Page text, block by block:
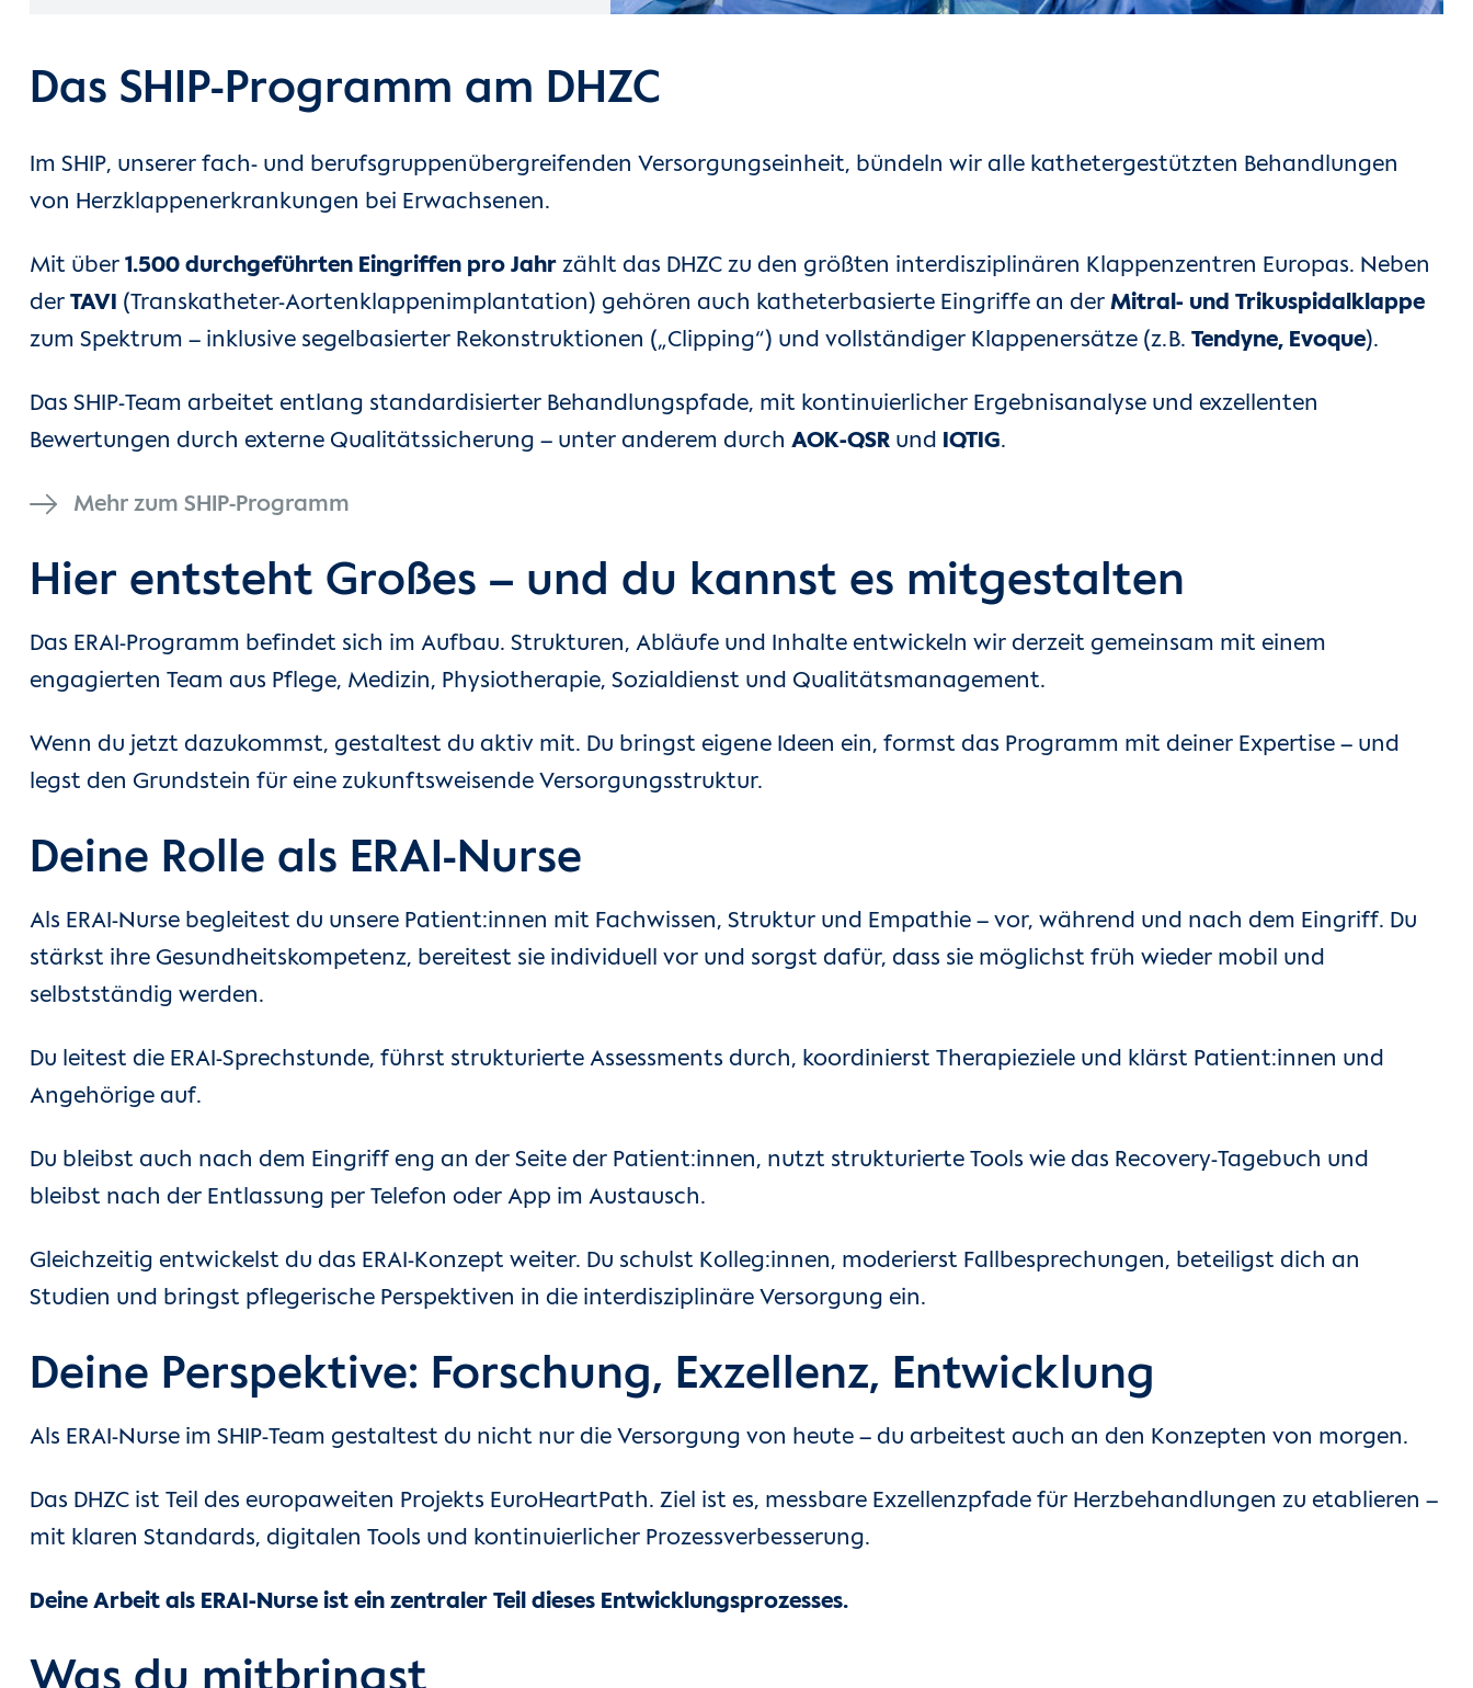
Das SHIP-Programm am DHZC
Im SHIP, unserer fach- und berufsgruppenübergreifenden Versorgungseinheit, bündeln wir alle kathetergestützten Behandlungen
von Herzklappenerkrankungen bei Erwachsenen.
Mit über 1.500 durchgeführten Eingriffen pro Jahr zählt das DHZC zu den größten interdisziplinären Klappenzentren Europas. Neben
der TAVI (Transkatheter-Aortenklappenimplantation) gehören auch katheterbasierte Eingriffe an der Mitral- und Trikuspidalklappe
zum Spektrum – inklusive segelbasierter Rekonstruktionen („Clipping“) und vollständiger Klappenersätze (z. B. Tendyne, Evoque).
Das SHIP-Team arbeitet entlang standardisierter Behandlungspfade, mit kontinuierlicher Ergebnisanalyse und exzellenten
Bewertungen durch externe Qualitätssicherung – unter anderem durch AOK-QSR und IQTIG.
Mehr zum SHIP-Programm
Hier entsteht Großes – und du kannst es mitgestalten
Das ERAI-Programm befindet sich im Aufbau. Strukturen, Abläufe und Inhalte entwickeln wir derzeit gemeinsam mit einem
engagierten Team aus Pflege, Medizin, Physiotherapie, Sozialdienst und Qualitätsmanagement.
Wenn du jetzt dazukommst, gestaltest du aktiv mit. Du bringst eigene Ideen ein, formst das Programm mit deiner Expertise – und
legst den Grundstein für eine zukunftsweisende Versorgungsstruktur.
Deine Rolle als ERAI-Nurse
Als ERAI-Nurse begleitest du unsere Patient:innen mit Fachwissen, Struktur und Empathie – vor, während und nach dem Eingriff. Du
stärkst ihre Gesundheitskompetenz, bereitest sie individuell vor und sorgst dafür, dass sie möglichst früh wieder mobil und
selbstständig werden.
Du leitest die ERAI-Sprechstunde, führst strukturierte Assessments durch, koordinierst Therapieziele und klärst Patient:innen und
Angehörige auf.
Du bleibst auch nach dem Eingriff eng an der Seite der Patient:innen, nutzt strukturierte Tools wie das Recovery-Tagebuch und
bleibst nach der Entlassung per Telefon oder App im Austausch.
Gleichzeitig entwickelst du das ERAI-Konzept weiter. Du schulst Kolleg:innen, moderierst Fallbesprechungen, beteiligst dich an
Studien und bringst pflegerische Perspektiven in die interdisziplinäre Versorgung ein.
Deine Perspektive: Forschung, Exzellenz, Entwicklung
Als ERAI-Nurse im SHIP-Team gestaltest du nicht nur die Versorgung von heute – du arbeitest auch an den Konzepten von morgen.
Das DHZC ist Teil des europaweiten Projekts EuroHeartPath. Ziel ist es, messbare Exzellenzpfade für Herzbehandlungen zu etablieren –
mit klaren Standards, digitalen Tools und kontinuierlicher Prozessverbesserung.
Deine Arbeit als ERAI-Nurse ist ein zentraler Teil dieses Entwicklungsprozesses.